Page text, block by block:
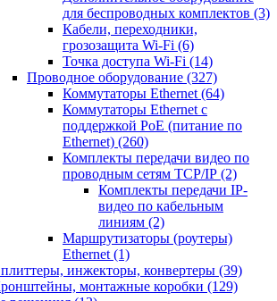
для беспроводных комплектов (3)
Кабели, переходники,
грозозащита Wi-Fi (6)
Точка доступа Wi-Fi (14)
Проводное оборудование (327)
Коммутаторы Ethernet (64)
Коммутаторы Ethernet с
поддержкой PoE (питание по
Ethernet) (260)
Комплекты передачи видео по
проводным сетям TCP/IP (2)
Комплекты передачи IP-
видео по кабельным
линиям (2)
Маршрутизаторы (роутеры)
Ethernet (1)
инжекторы, конвертеры (39)
монтажные коробки (129)